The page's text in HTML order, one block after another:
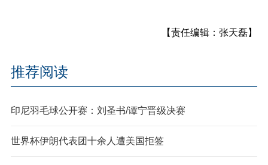
【责任编辑：张天磊】
推荐阅读
印尼羽毛球公开赛：刘圣书/谭宁晋级决赛
世界杯伊朗代表团十余人遭美国拒签